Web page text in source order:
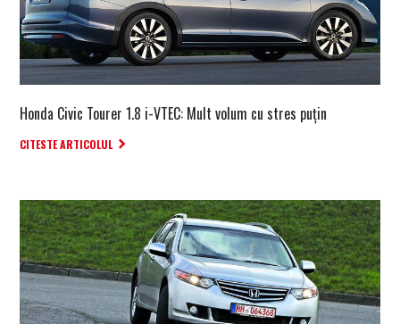
Honda Civic Tourer 1.8 i-VTEC: Mult volum cu stres puțin
CITESTE ARTICOLUL